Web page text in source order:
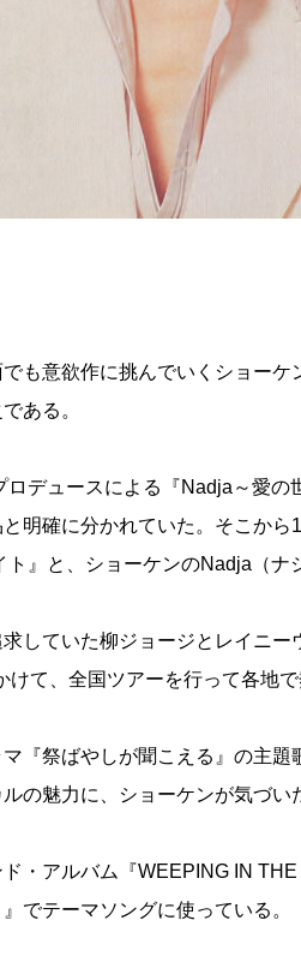
も意欲作に挑んでいくショー
ある。
デュースによる『Nadja～愛の
明確に分かれていた。そこか
』と、ショーケンのNadja（ナ
していた柳ジョージとレイニ
て、全国ツアーを行って各地で
『祭ばやしが聞こえる』の主
の魅力に、ショーケンが気づい
・アルバム『WEEPING IN
でテーマソングに使っている。